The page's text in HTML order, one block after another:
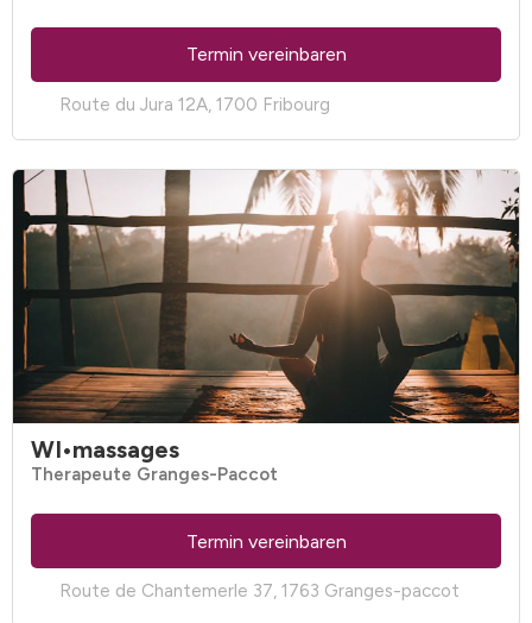
Route du Jura 12A, 1700 Fribourg
Termin vereinbaren
WI•massages
Therapeute Granges-Paccot
Route de Chantemerle 37, 1763 Granges-paccot
Termin vereinbaren